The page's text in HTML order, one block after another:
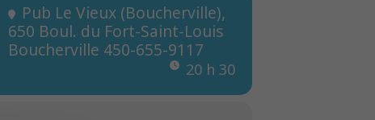
Pub Le Vieux (Boucherville),
650 Boul. du Fort-Saint-Louis
Boucherville 450-655-9117
20 h 30 min - 23 h 59 min